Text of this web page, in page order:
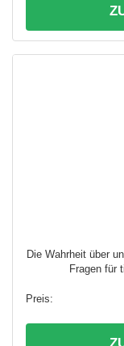
Die Wahrheit über
Fragen für